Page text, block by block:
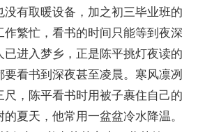
没有取暖设备，加之初三毕业班的
繁忙，看书的时间只能等到夜深
已进入梦乡，正是陈平挑灯夜读的
看书到深夜甚至凌晨。寒风凛冽
，陈平看书时用被子裹住自己的
夏天，他常用一盆盆冷水降温。